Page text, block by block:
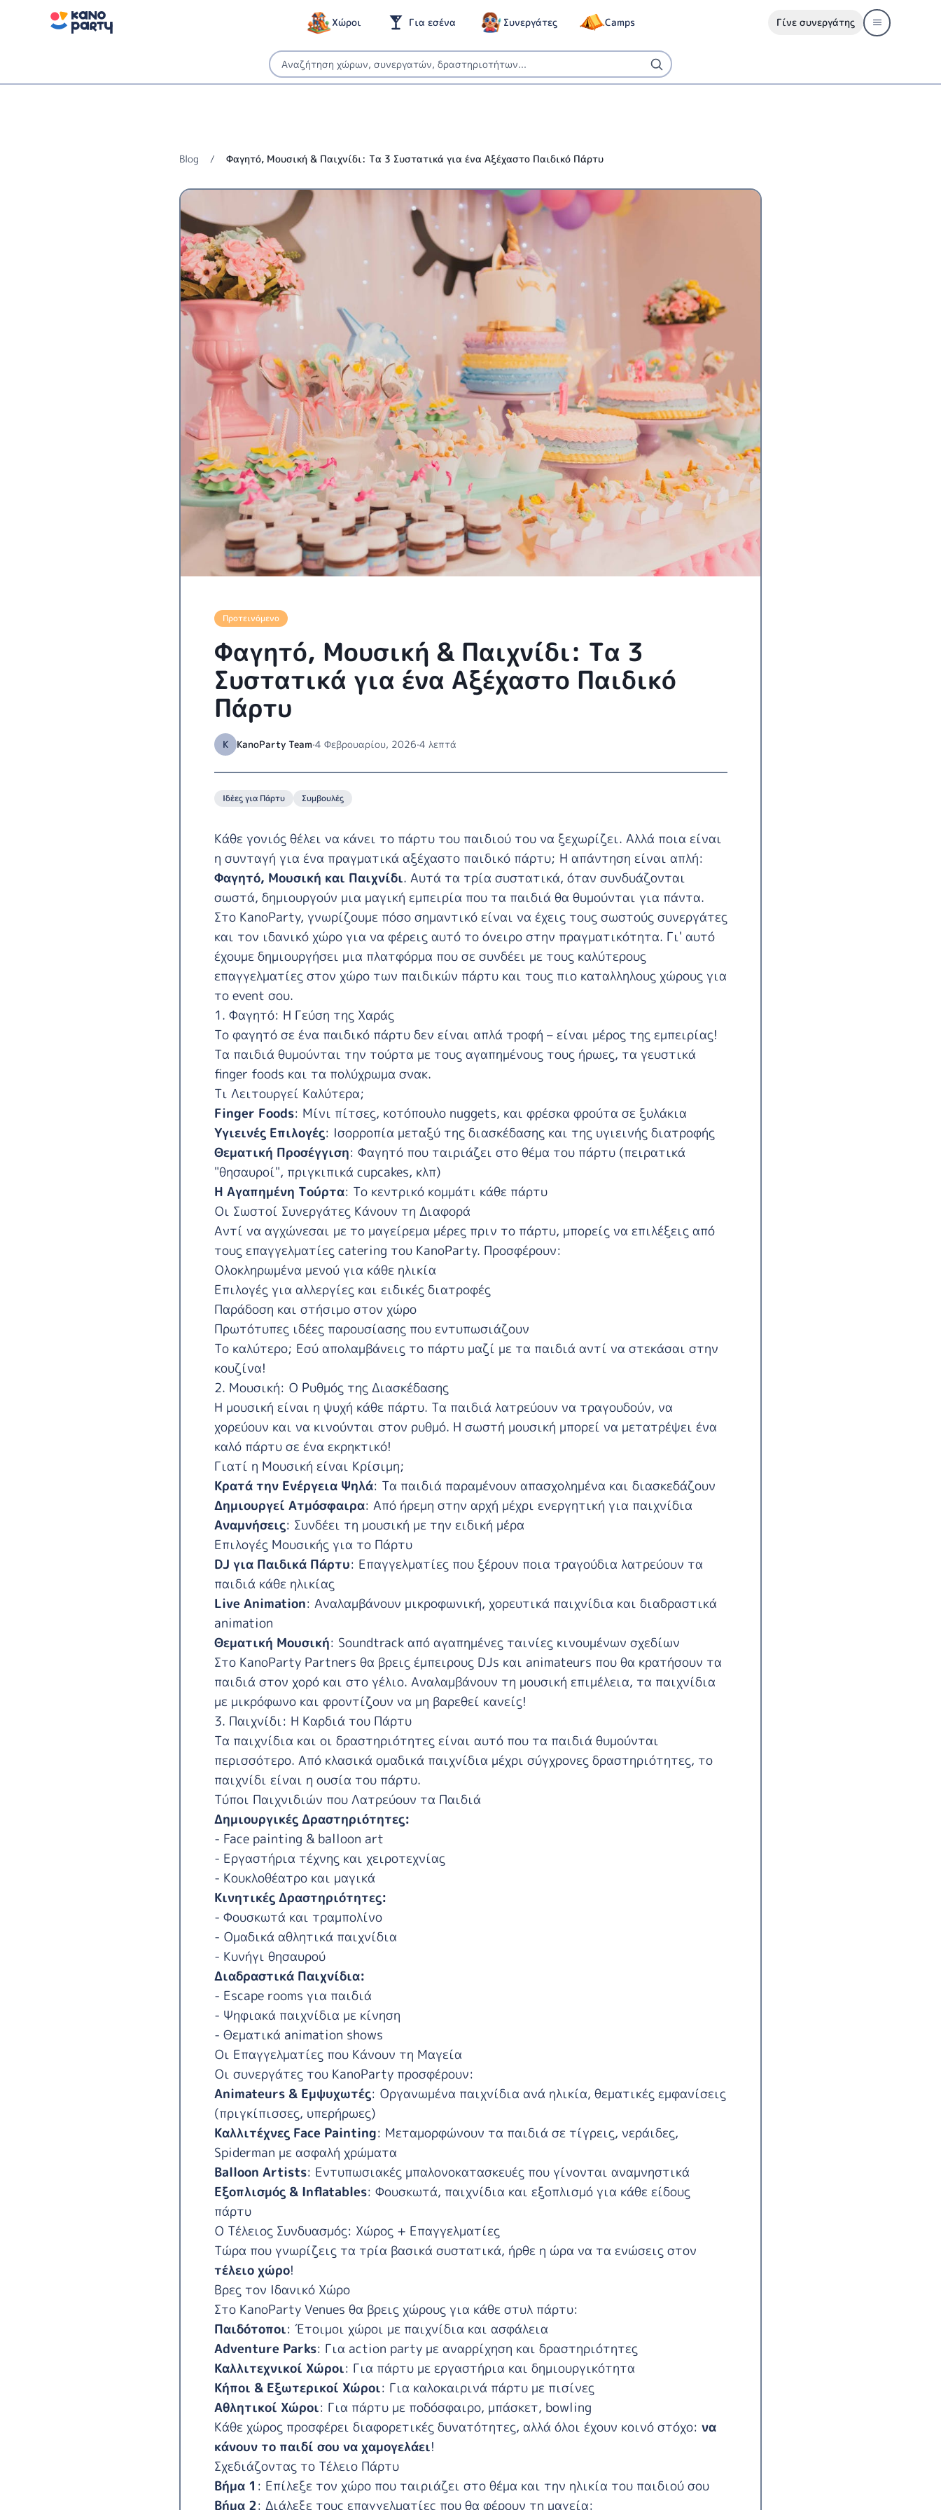
Χώροι Για εσένα Συνεργάτες Camps Γίνε συνεργάτης
Blog / Φαγητό, Μουσική & Παιχνίδι: Τα 3 Συστατικά για ένα Αξέχαστο Παιδικό Πάρτυ
Προτεινόμενο
Φαγητό, Μουσική & Παιχνίδι: Τα 3
Συστατικά για ένα Αξέχαστο Παιδικό
Πάρτυ
K KanoParty Team·4 Φεβρουαρίου, 2026·4 λεπτά
Ιδέες για Πάρτυ Συμβουλές
Κάθε γονιός θέλει να κάνει το πάρτυ του παιδιού του να ξεχωρίζει. Αλλά ποια είναι
η συνταγή για ένα πραγματικά αξέχαστο παιδικό πάρτυ; Η απάντηση είναι απλή:
Φαγητό, Μουσική και Παιχνίδι. Αυτά τα τρία συστατικά, όταν συνδυάζονται
σωστά, δημιουργούν μια μαγική εμπειρία που τα παιδιά θα θυμούνται για πάντα.
Στο KanoParty, γνωρίζουμε πόσο σημαντικό είναι να έχεις τους σωστούς συνεργάτες
και τον ιδανικό χώρο για να φέρεις αυτό το όνειρο στην πραγματικότητα. Γι' αυτό
έχουμε δημιουργήσει μια πλατφόρμα που σε συνδέει με τους καλύτερους
επαγγελματίες στον χώρο των παιδικών πάρτυκαι τους πιο καταλληλους χώρους για
το event σου.
1. Φαγητό: Η Γεύση της Χαράς
Το φαγητό σε ένα παιδικό πάρτυ δεν είναι απλά τροφή – είναι μέρος της εμπειρίας!
Τα παιδιά θυμούνται την τούρτα με τους αγαπημένους τους ήρωες, τα γευστικά
finger foods και τα πολύχρωμα σνακ.
Τι Λειτουργεί Καλύτερα;
Finger Foods: Μίνι πίτσες, κοτόπουλο nuggets, και φρέσκα φρούτα σε ξυλάκια
Υγιεινές Επιλογές: Ισορροπία μεταξύ της διασκέδασης και της υγιεινής διατροφής
Θεματική Προσέγγιση: Φαγητό που ταιριάζει στο θέμα του πάρτυ (πειρατικά
"θησαυροί", πριγκιπικά cupcakes, κλπ)
Η Αγαπημένη Τούρτα: Το κεντρικό κομμάτι κάθε πάρτυ
Οι Σωστοί Συνεργάτες Κάνουν τη Διαφορά
Αντί να αγχώνεσαι με το μαγείρεμα μέρες πριν το πάρτυ, μπορείς να επιλέξεις από
τους επαγγελματίες catering του KanoParty. Προσφέρουν:
Ολοκληρωμένα μενού για κάθε ηλικία
Επιλογές για αλλεργίες και ειδικές διατροφές
Παράδοση και στήσιμο στον χώρο
Πρωτότυπες ιδέες παρουσίασης που εντυπωσιάζουν
Το καλύτερο; Εσύ απολαμβάνεις το πάρτυ μαζί με τα παιδιά αντί να στεκάσαι στην
κουζίνα!
2. Μουσική: Ο Ρυθμός της Διασκέδασης
Η μουσική είναι η ψυχή κάθε πάρτυ. Τα παιδιά λατρεύουν να τραγουδούν, να
χορεύουν και να κινούνται στον ρυθμό. Η σωστή μουσική μπορεί να μετατρέψει ένα
καλό πάρτυ σε ένα εκρηκτικό!
Γιατί η Μουσική είναι Κρίσιμη;
Κρατά την Ενέργεια Ψηλά: Τα παιδιά παραμένουν απασχολημένα και διασκεδάζουν
Δημιουργεί Ατμόσφαιρα: Από ήρεμη στην αρχή μέχρι ενεργητική για παιχνίδια
Αναμνήσεις: Συνδέει τη μουσική με την ειδική μέρα
Επιλογές Μουσικής για το Πάρτυ
DJ για Παιδικά Πάρτυ: Επαγγελματίες που ξέρουν ποια τραγούδια λατρεύουν τα
παιδιά κάθε ηλικίας
Live Animation: Αναλαμβάνουν μικροφωνική, χορευτικά παιχνίδια και διαδραστικά
animation
Θεματική Μουσική: Soundtrack από αγαπημένες ταινίες κινουμένων σχεδίων
Στο KanoParty Partners θα βρεις έμπειρους DJs και animateurs που θα κρατήσουν τα
παιδιά στον χορό και στο γέλιο. Αναλαμβάνουν τη μουσική επιμέλεια, τα παιχνίδια
με μικρόφωνο και φροντίζουν να μη βαρεθεί κανείς!
3. Παιχνίδι: Η Καρδιά του Πάρτυ
Τα παιχνίδια και οι δραστηριότητες είναι αυτό που τα παιδιά θυμούνται
περισσότερο. Από κλασικά ομαδικά παιχνίδια μέχρι σύγχρονες δραστηριότητες, το
παιχνίδι είναι η ουσία του πάρτυ.
Τύποι Παιχνιδιών που Λατρεύουν τα Παιδιά
Δημιουργικές Δραστηριότητες:
- Face painting & balloon art
- Εργαστήρια τέχνης και χειροτεχνίας
- Κουκλοθέατρο και μαγικά
Κινητικές Δραστηριότητες:
- Φουσκωτά και τραμπολίνο
- Ομαδικά αθλητικά παιχνίδια
- Κυνήγι θησαυρού
Διαδραστικά Παιχνίδια:
- Escape rooms για παιδιά
- Ψηφιακά παιχνίδια με κίνηση
- Θεματικά animation shows
Οι Επαγγελματίες που Κάνουν τη Μαγεία
Οι συνεργάτες του KanoPartyπροσφέρουν:
Animateurs & Εμψυχωτές: Οργανωμένα παιχνίδια ανά ηλικία, θεματικές εμφανίσεις
(πριγκίπισσες, υπερήρωες)
Καλλιτέχνες Face Painting: Μεταμορφώνουν τα παιδιά σε τίγρεις, νεράιδες,
Spiderman με ασφαλή χρώματα
Balloon Artists: Εντυπωσιακές μπαλονοκατασκευές που γίνονται αναμνηστικά
Εξοπλισμός & Inflatables: Φουσκωτά, παιχνίδια και εξοπλισμό για κάθε είδους
πάρτυ
Ο Τέλειος Συνδυασμός: Χώρος + Επαγγελματίες
Τώρα που γνωρίζεις τα τρία βασικά συστατικά, ήρθε η ώρα να τα ενώσεις στον
τέλειο χώρο!
Βρες τον Ιδανικό Χώρο
Στο KanoParty Venues θα βρεις χώρους για κάθε στυλ πάρτυ:
Παιδότοποι: Έτοιμοι χώροι με παιχνίδια και ασφάλεια
Adventure Parks: Για action party με αναρρίχηση και δραστηριότητες
Καλλιτεχνικοί Χώροι: Για πάρτυ με εργαστήρια και δημιουργικότητα
Κήποι & Εξωτερικοί Χώροι: Για καλοκαιρινά πάρτυ με πισίνες
Αθλητικοί Χώροι: Για πάρτυ με ποδόσφαιρο, μπάσκετ, bowling
Κάθε χώρος προσφέρει διαφορετικές δυνατότητες, αλλά όλοι έχουν κοινό στόχο: να
κάνουν το παιδί σου να χαμογελάει!
Σχεδιάζοντας το Τέλειο Πάρτυ
Βήμα 1 : Επίλεξε τον χώρο που ταιριάζει στο θέμα και την ηλικία του παιδιού σου
Βήμα 2: Διάλεξε τους επαγγελματίες που θα φέρουν τη μαγεία: